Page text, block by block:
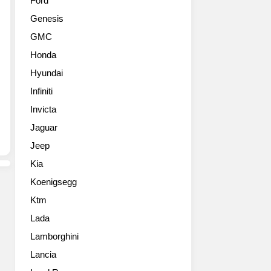
Genesis
GMC
Honda
Hyundai
Infiniti
Invicta
Jaguar
Jeep
Kia
Koenigsegg
Ktm
Lada
Lamborghini
Lancia